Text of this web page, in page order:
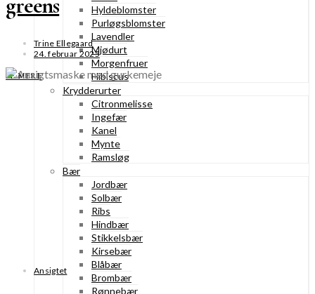
Hyldeblomster
Purløgsblomster
Lavendler
Mjødurt
Morgenfruer
Hibiscus
Krydderurter
Citronmelisse
Ingefær
Kanel
Mynte
Ramsløg
Bær
Jordbær
Solbær
Ribs
Hindbær
Stikkelsbær
Kirsebær
Blåbær
Brombær
Rønnebær
greens
Trine Ellegaard
24. februar 2025
SE MERE
Ansigtet